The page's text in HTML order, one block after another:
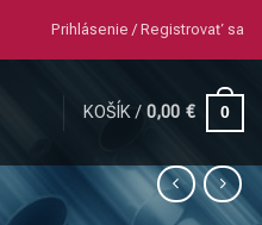
Prihlásenie / Registrovať sa
KOŠÍK / 0,00€ 0